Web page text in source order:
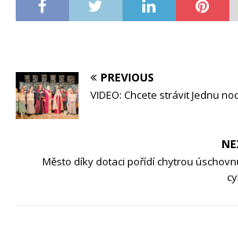
PREVIOUS
VIDEO: Chcete strávit Jednu
Město díky dotaci pořídí chytrou